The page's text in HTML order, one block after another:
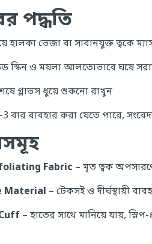
পদ্ধতি
হালকা ভেজা বা সাবানযুক্ত ত্বকে
স্কিন ও ময়লা আলতোভাবে ঘষে
গ্লাভস ধুয়ে শুকনো রাখুন
বার ব্যবহার করা যেতে পারে,
Fabric – মৃত ত্বক
Material – টেকসই ও দীর্ঘস্থায়ী
– হাতের সাথে মানিয়ে যায়,